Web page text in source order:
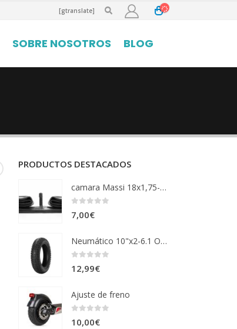
[gtranslate]
SOBRE NOSOTROS BLOG
PRODUCTOS DESTACADOS
camara Massi 18x1,75-2,125 vm
7,00€
Neumático 10"x2-6.1 Offroad
12,99€
Ajuste de freno
10,00€